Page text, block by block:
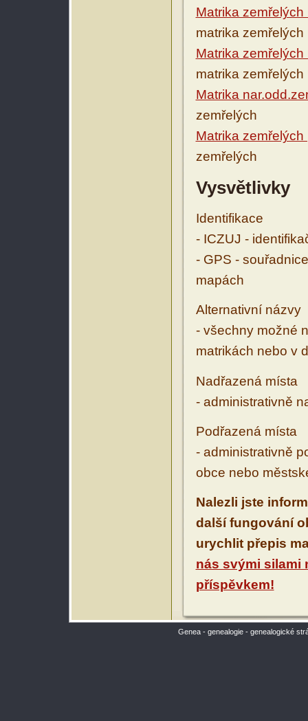
Matrika
matrika zemřelých
Matrika
matrika zemřelých
Matrika
zemřelých
Matrika
zemřelých
Vysvětlivky
Identifikace
- ICZUJ -
- GPS -
mapách
Alternativní názvy
- všechny možné
matrikách nebo v
Nadřazená místa
- administrativně
Podřazená místa
- administrativně
obce nebo
Nalezli jste
další fungování
urychlit přepis
nás svými silami
příspěvkem!
Genea - genealogie - genealogické